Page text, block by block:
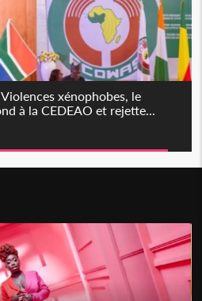
xénophobes, le
à la CEDEAO et rejette...